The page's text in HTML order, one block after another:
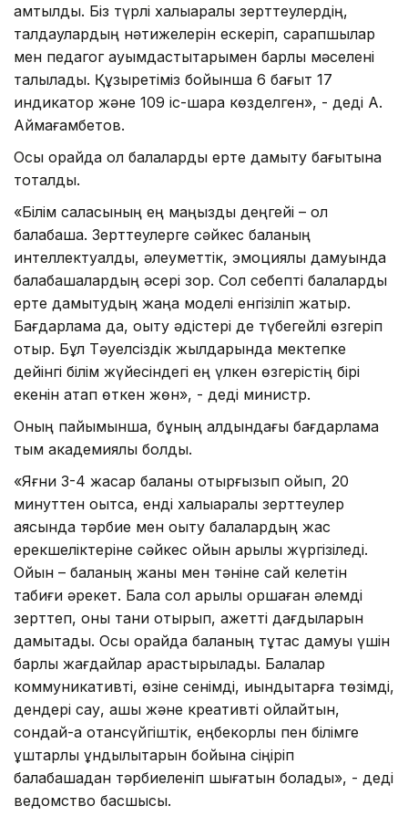
қамтылды. Біз түрлі халықаралық зерттеулердің,
талдаулардың нәтижелерін ескеріп, сарапшылар
мен педагог қауымдастықтарымен барлық мәселені
талқыладық. Құзыретіміз бойынша 6 бағыт 17
индикатор және 109 іс-шара көзделген», - деді А.
Аймағамбетов.
Осы орайда ол балаларды ерте дамыту бағытына
тоқталды.
«Білім саласының ең маңызды деңгейі – ол
балабақша. Зерттеулерге сәйкес баланың
интеллектуалды, әлеуметтік, эмоциялық дамуында
балабақшалардың әсері зор. Сол себепті балаларды
ерте дамытудың жаңа моделі енгізіліп жатыр.
Бағдарлама да, оқыту әдістері де түбегейлі өзгеріп
отыр. Бұл Тәуелсіздік жылдарында мектепке
дейінгі білім жүйесіндегі ең үлкен өзгерістің бірі
екенін атап өткен жөн», - деді министр.
Оның пайымынша, бұның алдындағы бағдарлама
тым академиялық болды.
«Яғни 3-4 жасар баланы отырғызып қойып, 20
минуттен оқытсақ, енді халықаралық зерттеулер
аясында тәрбие мен оқыту балалардың жас
ерекшеліктеріне сәйкес ойын арқылы жүргізіледі.
Ойын – баланың жаны мен тәніне сай келетін
табиғи әрекет. Бала сол арқылы қоршаған әлемді
зерттеп, оны тани отырып, қажетті дағдыларын
дамытады. Осы орайда баланың тұтас дамуы үшін
барлық жағдайлар қарастырылады. Балалар
коммуникативті, өзіне сенімді, қиындықтарға төзімді,
дендері сау, ашық және креативті ойлайтын,
сондай-ақ отансүйгіштік, еңбекқорлық пен білімге
құштарлық құндылықтарын бойына сіңіріп
балабақшадан тәрбиеленіп шығатын болады», - деді
ведомство басшысы.